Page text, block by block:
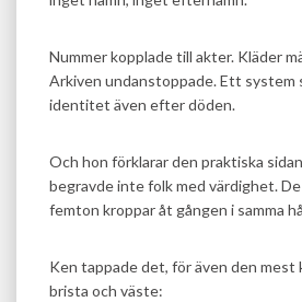
Nummer kopplade till akter. Kläder
Arkiven undanstoppade. Ett system
identitet även efter döden.
Och hon förklarar den praktiska
begravde inte folk med värdighet.
femton kroppar åt gången i samma
Ken tappade det, för även den mest
brista och väste: